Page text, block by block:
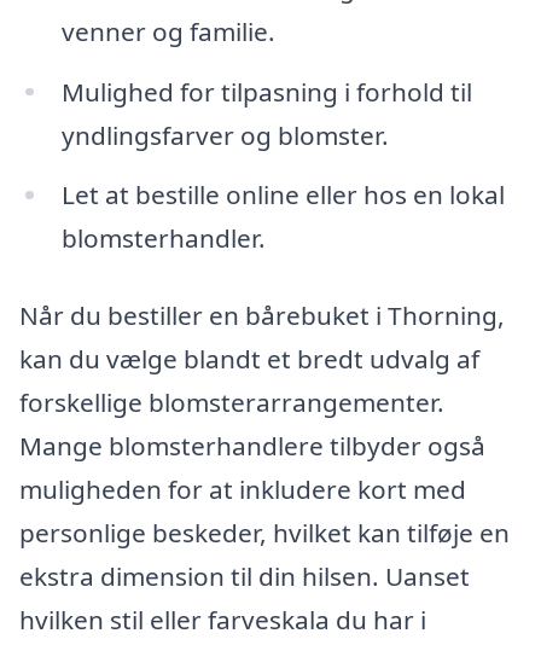
venner og familie.
Mulighed for tilpasning i forhold til
yndlingsfarver og blomster.
Let at bestille online eller hos en lokal
blomsterhandler.
Når du bestiller en bårebuket i Thorning,
kan du vælge blandt et bredt udvalg af
forskellige blomsterarrangementer.
Mange blomsterhandlere tilbyder også
muligheden for at inkludere kort med
personlige beskeder, hvilket kan tilføje en
ekstra dimension til din hilsen. Uanset
hvilken stil eller farveskala du har i